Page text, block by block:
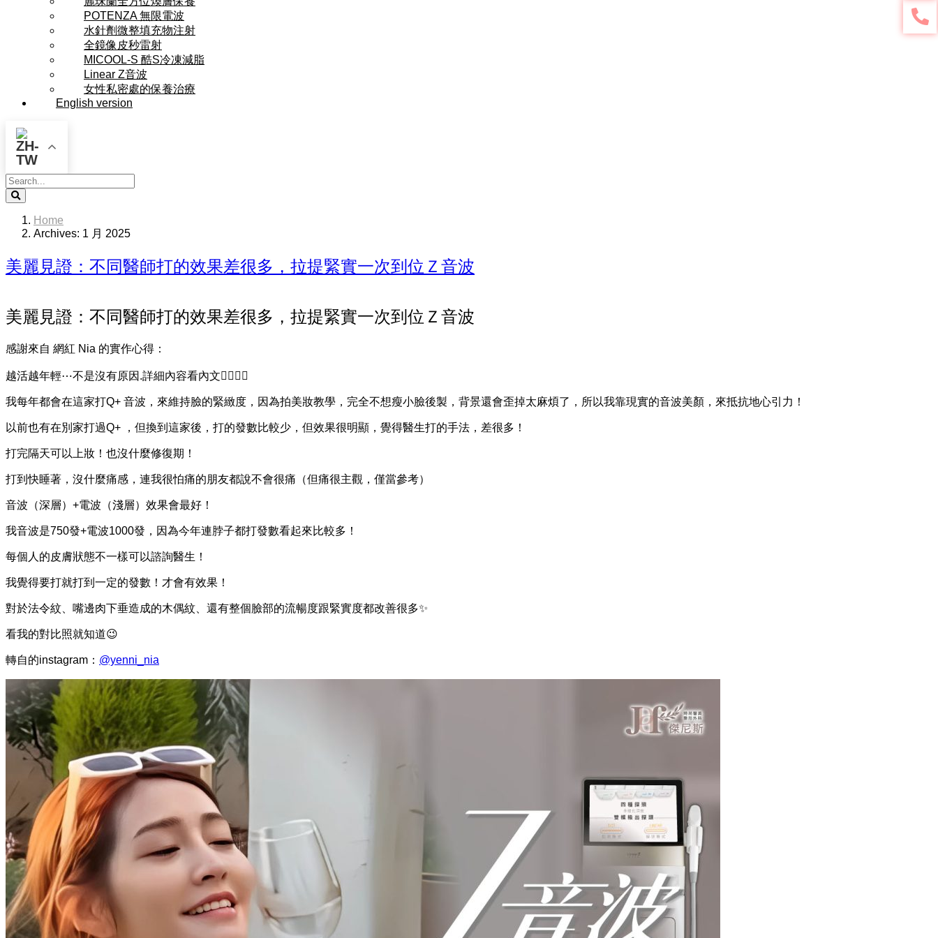
POTENZA 無限電波
水針劑微整填充物注射
全鏡像皮秒雷射
MICOOL-S 酷S冷凍減脂
Linear Z音波
女性私密處的保養治療
English version
Search
Home
Archives: 1 月 2025
美麗見證：不同醫師打的效果差很多，拉提緊實一次到位Ｚ音波​
美麗見證：不同醫師打的效果差很多，拉提緊實一次到位Ｚ音波
感謝來自 網紅 Nia 的實作心得：
越活越年輕⋯不是沒有原因.詳細內容看內文👇🏻👇🏻
我每年都會在這家打Q+ 音波，來維持臉的緊緻度，因為拍美妝教學，完全不想瘦小臉後製，背景還會歪掉太麻煩了，所以我靠現實的音波美顏，來抵抗地心引力！
以前也有在別家打過Q+ ，但換到這家後，打的發數比較少，但效果很明顯，覺得醫生打的手法，差很多！
打完隔天可以上妝！也沒什麼修復期！
打到快睡著，沒什麼痛感，連我很怕痛的朋友都說不會很痛（但痛很主觀，僅當參考）
音波（深層）+電波（淺層）效果會最好！
我音波是750發+電波1000發，因為今年連脖子都打發數看起來比較多！
每個人的皮膚狀態不一樣可以諮詢醫生！
我覺得要打就打到一定的發數！才會有效果！
對於法令紋、嘴邊肉下垂造成的木偶紋、還有整個臉部的流暢度跟緊實度都改善很多✨
看我的對比照就知道😉
轉自的instagram： @yenni_nia